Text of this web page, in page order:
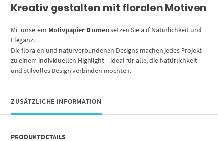
Kreativ gestalten mit floralen Motiven
Mit unserem Motivpapier Blumensetzen Sie auf Natürlichkeit und
Eleganz.
Die floralen und naturverbundenen Designs machen jedes Projekt
zu einem individuellen Highlight – ideal für alle, die Natürlichkeit
und stilvolles Design verbinden möchten.
ZUSÄTZLICHE INFORMATION
PRODUKTDETAILS